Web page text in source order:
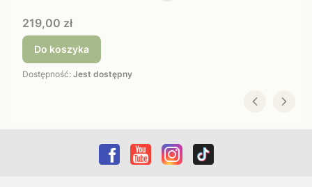
Cena
219,00 zł
Do koszyka
Dostępność: Jest dostępny